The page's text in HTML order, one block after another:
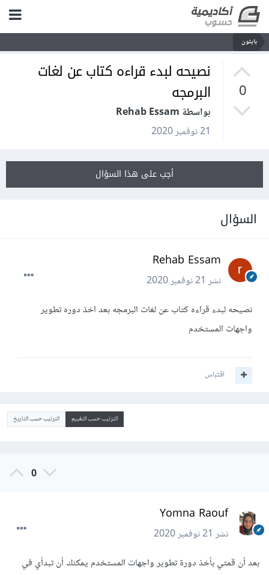
بايثون
0
نصيحه لبدء قراءه كتاب عن لغات
البرمجه
بواسطة Rehab Essam
21 نوفمبر 2020
أجب على هذا السؤال
السؤال
Rehab Essam
نشر21 نوفمبر 2020
نصيحه لبدء قراءه كتاب عن لغات البرمجه بعد اخذ دوره تطوير
واجهات المستخدم
اقتباس
الترتيب حسب التقييم الترتيب حسب التاريخ
0
Yomna Raouf
نشر21 نوفمبر 2020
بعد أن قمتي بأخذ دورة تطوير واجهات المستخدم يمكنك أن تبدأي في